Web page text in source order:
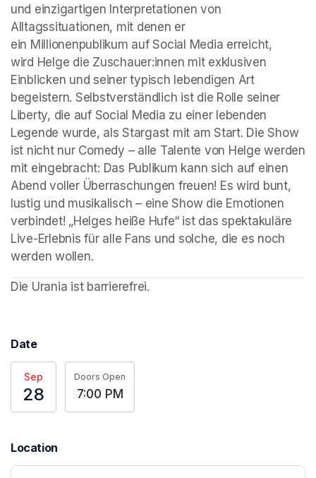
und einzigartigen Interpretationen von
Alltagssituationen, mit denen er
ein Millionenpublikum auf Social Media erreicht,
wird Helge die Zuschauer:innen mit exklusiven
Einblicken und seiner typisch lebendigen Art
begeistern. Selbstverständlich ist die Rolle seiner
Liberty, die auf Social Media zu einer lebenden
Legende wurde, als Stargast mit am Start. Die Show
ist nicht nur Comedy – alle Talente von Helge werden
mit eingebracht: Das Publikum kann sich auf einen
Abend voller Überraschungen freuen! Es wird bunt,
lustig und musikalisch – eine Show die Emotionen
verbindet! „Helges heiße Hufe“ ist das spektakuläre
Live-Erlebnis für alle Fans und solche, die es noch
werden wollen.
Die Urania ist barrierefrei.
Date
Sep
28
Doors Open
7:00 PM
Location